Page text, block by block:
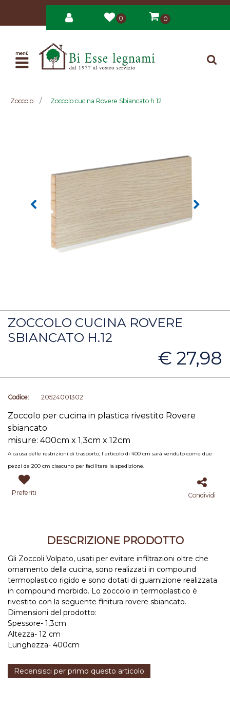
0 0
Open
Zoccolo Zoccolo cucina Rovere Sbiancato h.12
ZOCCOLO CUCINA ROVERE
SBIANCATO H.12
€ 27,98
Codice: 20524001302
Zoccolo per cucina in plastica rivestito Rovere
sbiancato
misure: 400cm x 1,3cm x 12cm
A causa delle restrizioni di trasporto, l'articolo di 400 cm sarà venduto come due
pezzi da 200 cm ciascuno per facilitare la spedizione.
Preferiti Condividi
DESCRIZIONE PRODOTTO
Gli Zoccoli Volpato, usati per evitare infiltrazioni oltre che
ornamento della cucina, sono realizzati in compound
termoplastico rigido e sono dotati di guarnizione realizzata
in compound morbido. Lo zoccolo in termoplastico è
rivestito con la seguente finitura rovere sbiancato.
Dimensioni del prodotto:
Spessore- 1,3cm
Altezza- 12 cm
Lunghezza- 400cm
Recensisci per primo questo articolo